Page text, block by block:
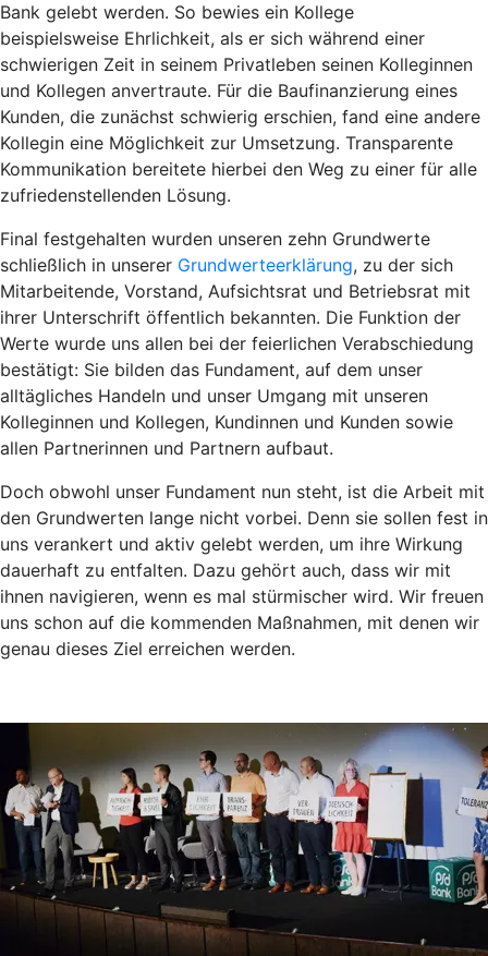
Bank gelebt werden. So bewies ein Kollege
beispielsweise Ehrlichkeit, als er sich während einer
schwierigen Zeit in seinem Privatleben seinen Kolleginnen
und Kollegen anvertraute. Für die Baufinanzierung eines
Kunden, die zunächst schwierig erschien, fand eine andere
Kollegin eine Möglichkeit zur Umsetzung. Transparente
Kommunikation bereitete hierbei den Weg zu einer für alle
zufriedenstellenden Lösung.
Final festgehalten wurden unseren zehn Grundwerte
schließlich in unserer Grundwerteerklärung, zu der sich
Mitarbeitende, Vorstand, Aufsichtsrat und Betriebsrat mit
ihrer Unterschrift öffentlich bekannten. Die Funktion der
Werte wurde uns allen bei der feierlichen Verabschiedung
bestätigt: Sie bilden das Fundament, auf dem unser
alltägliches Handeln und unser Umgang mit unseren
Kolleginnen und Kollegen, Kundinnen und Kunden sowie
allen Partnerinnen und Partnern aufbaut.
Doch obwohl unser Fundament nun steht, ist die Arbeit mit
den Grundwerten lange nicht vorbei. Denn sie sollen fest in
uns verankert und aktiv gelebt werden, um ihre Wirkung
dauerhaft zu entfalten. Dazu gehört auch, dass wir mit
ihnen navigieren, wenn es mal stürmischer wird. Wir freuen
uns schon auf die kommenden Maßnahmen, mit denen wir
genau dieses Ziel erreichen werden.